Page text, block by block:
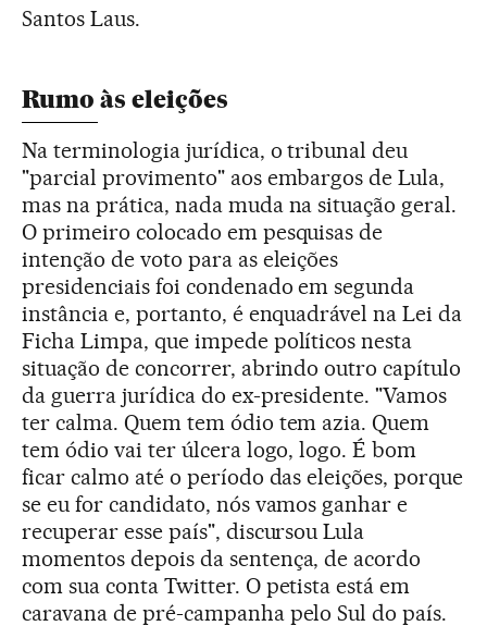
Santos Laus.
Rumo às eleições
Na terminologia jurídica, o tribunal deu
"parcial provimento" aos embargos de Lula,
mas na prática, nada muda na situação geral.
O primeiro colocado em pesquisas de
intenção de voto para as eleições
presidenciais foi condenado em segunda
instância e, portanto, é enquadrável na Lei da
Ficha Limpa, que impede políticos nesta
situação de concorrer, abrindo outro capítulo
da guerra jurídica do ex-presidente. "Vamos
ter calma. Quem tem ódio tem azia. Quem
tem ódio vai ter úlcera logo, logo. É bom
ficar calmo até o período das eleições, porque
se eu for candidato, nós vamos ganhar e
recuperar esse país", discursou Lula
momentos depois da sentença, de acordo
com sua conta Twitter. O petista está em
caravana de pré-campanha pelo Sul do país.